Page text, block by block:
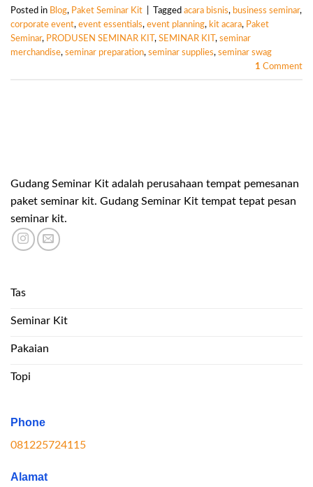
Posted in Blog, Paket Seminar Kit Tagged acara bisnis, business seminar,
corporate event, event essentials, event planning, kit acara, Paket
Seminar, PRODUSEN SEMINAR KIT , SEMINAR KIT , seminar
merchandise, seminar preparation, seminar supplies, seminar swag
1 Comment
Gudang Seminar Kit adalah perusahaan tempat pemesanan
paket seminar kit. Gudang Seminar Kit tempat tepat pesan
seminar kit.
Tas
Seminar Kit
Pakaian
Topi
Phone
081225724115
Alamat